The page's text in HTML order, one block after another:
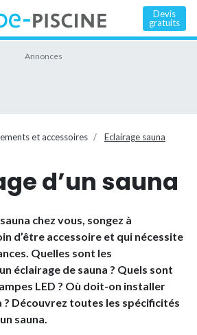
Devis
gratuits
et accessoires Eclairage sauna
d’un sauna
chez vous, songez à
d’être accessoire et qui nécessite
Quelles sont les
éclairage de sauna ? Quels sont
LED ? Où doit-on installer
? Découvrez toutes les spécificités
sauna.